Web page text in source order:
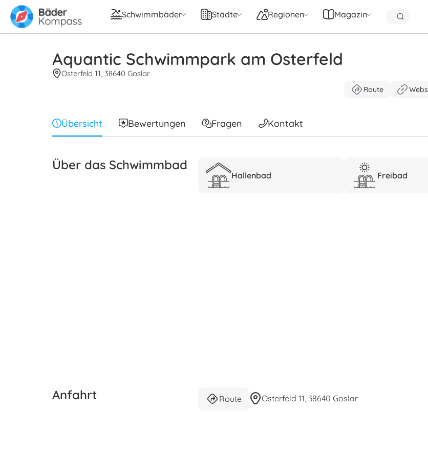
Schwimmbäder Städte Regionen Magazin
Aquantic Schwimmpark am Osterfeld
Osterfeld 11, 38640 Goslar
Route
Übersicht Bewertungen Fragen Kontakt
Über das Schwimmbad
Hallenbad Freibad
Anfahrt Route Osterfeld 11, 38640 Goslar